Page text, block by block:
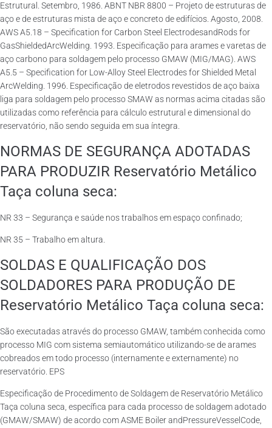
Estrutural. Setembro, 1986. ABNT NBR 8800 – Projeto de estruturas de
aço e de estruturas mista de aço e concreto de edifícios. Agosto, 2008.
AWS A5.18 – Specification for Carbon Steel ElectrodesandRods for
GasShieldedArcWelding. 1993. Especificação para arames e varetas de
aço carbono para soldagem pelo processo GMAW (MIG/MAG). AWS
A5.5 – Specification for Low-Alloy Steel Electrodes for Shielded Metal
ArcWelding. 1996. Especificação de eletrodos revestidos de aço baixa
liga para soldagem pelo processo SMAW as normas acima citadas são
utilizadas como referência para cálculo estrutural e dimensional do
reservatório, não sendo seguida em sua íntegra.
NORMAS DE SEGURANÇA ADOTADAS
PARA PRODUZIR Reservatório Metálico
Taça coluna seca:
NR 33 – Segurança e saúde nos trabalhos em espaço confinado;
NR 35 – Trabalho em altura.
SOLDAS E QUALIFICAÇÃO DOS
SOLDADORES PARA PRODUÇÃO DE
Reservatório Metálico Taça coluna seca:
São executadas através do processo GMAW, também conhecida como
processo MIG com sistema semiautomático utilizando-se de arames
cobreados em todo processo (internamente e externamente) no
reservatório. EPS
Especificação de Procedimento de Soldagem de Reservatório Metálico
Taça coluna seca, específica para cada processo de soldagem adotado
(GMAW/SMAW) de acordo com ASME Boiler andPressureVesselCode,